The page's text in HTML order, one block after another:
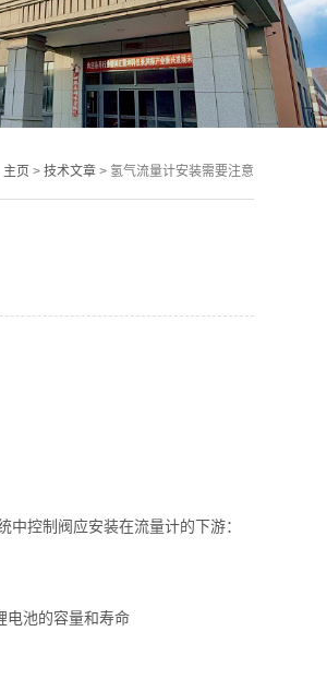
主页 > 技术文章> 氢气流量计安装需要注意
控制阀应安装在流量计的下游：
电池的容量和寿命